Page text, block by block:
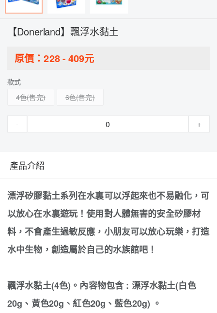
【Donerland】飄浮水黏土
原價：228- 409元
款式
4色
6色
- +
產品介紹
漂浮矽膠黏土系列在水裏可以浮起來也不易融化，可
以放心在水裏遊玩！使用對人體無害的安全矽膠材
料，不會產生過敏反應，小朋友可以放心玩樂，打造
水中生物，創造屬於自己的水族館吧！
飄浮水黏土(4色)。內容物包含 : 漂浮水黏土(白色
20g、黃色20g、紅色20g、藍色20g) 。